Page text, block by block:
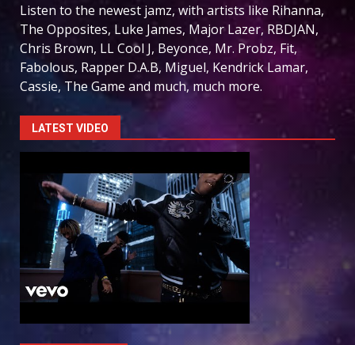
Listen to the newest jamz, with artists like Rihanna,
The Opposites, Luke James, Major Lazer, RBDJAN,
Chris Brown, LL Cool J, Beyonce, Mr. Probz, Fit,
Fabolous, Rapper D.A.B, Miguel, Kendrick Lamar,
Cassie, The Game and much, much more.
LATEST VIDEO